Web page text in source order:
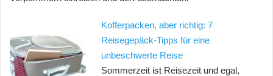
Kofferpacken, aber richtig: 7
Reisegepäck-Tipps für eine
unbeschwerte Reise
Sommerzeit ist Reisezeit und egal,